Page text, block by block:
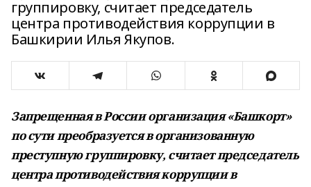
группировку, считает председатель
центра противодействия коррупции в
Башкирии Илья Якупов.
Запрещенная в России организация «Башкорт»
по сути преобразуется в организованную
преступную группировку, считает председатель
центра противодействия коррупции в